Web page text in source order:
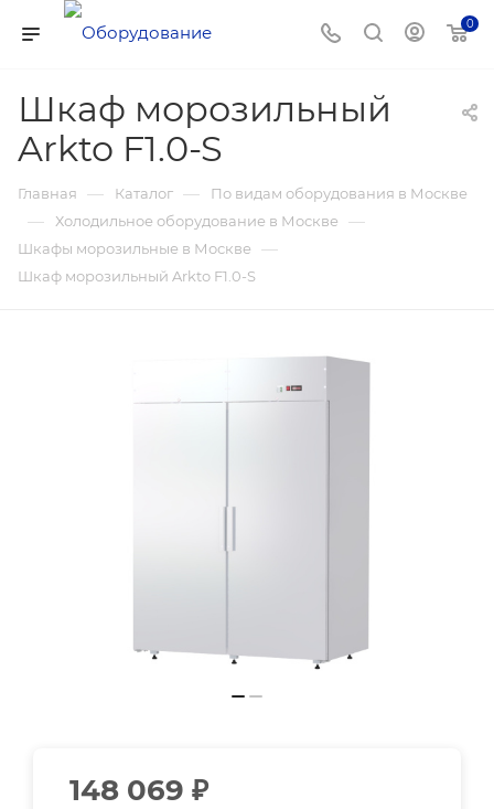
0
Шкаф морозильный
Arkto F1.0-S
Главная — Каталог — По видам оборудования в Москве
— Холодильное оборудование в Москве —
Шкафы морозильные в Москве —
Шкаф морозильный Arkto F1.0-S
148 069 ₽